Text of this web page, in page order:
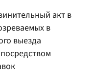
акт в
в
выезда